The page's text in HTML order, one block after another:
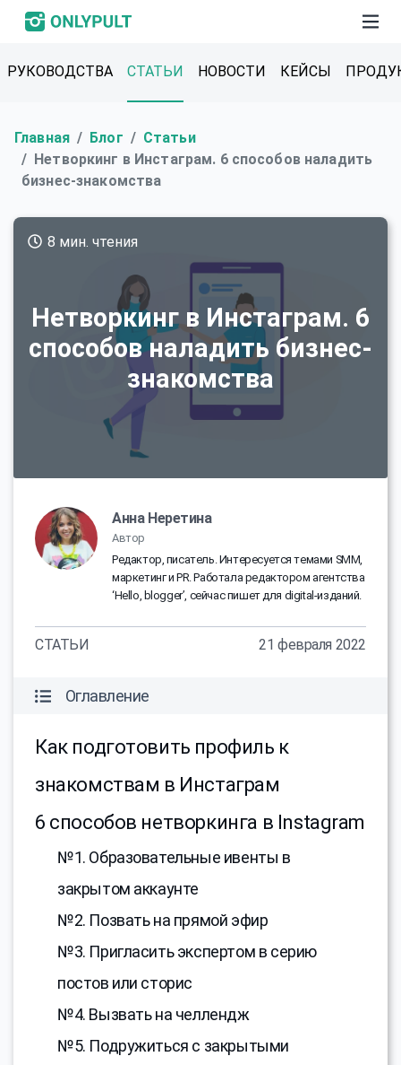
РУКОВОДСТВА СТАТЬИ НОВОСТИ КЕЙСЫ
Главная Блог
Статьи
Нетворкинг в Инстаграм. 6 способов наладить
бизнес-знакомства
Нетворкинг в Инстаграм. 6
способов наладить бизнес-
знакомства
8 мин. чтения
Анна Неретина
Автор
Редактор, писатель. Интересуется темами SMM,
маркетинг и PR. Работала редактором агентства
‘Hello, blogger’, сейчас пишет для digital-изданий.
СТАТЬИ 21 февраля 2022
Оглавление
Как подготовить профиль к
знакомствам в Инстаграм
6 способов нетворкинга в Instagram
№1. Образовательные ивенты в
закрытом аккаунте
№2. Позвать на прямой эфир
№3. Пригласить экспертом в серию
постов или сторис
№4. Вызвать на челлендж
№5. Подружиться с закрытыми